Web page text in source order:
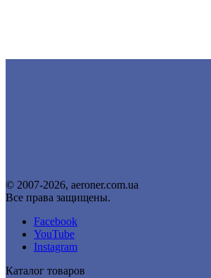
© 2007-2026, aeroner.com.ua
Все права защищены.
Facebook
YouTube
Instagram
Каталог товаров